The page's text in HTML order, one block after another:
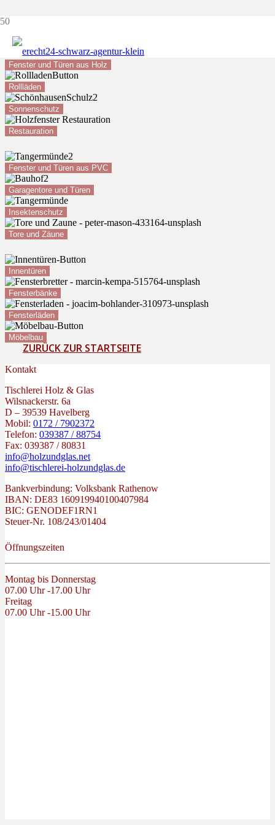
Fenster und Türen aus Holz
Rollläden
Sonnenschutz
Restauration
Fenster und Türen aus PVC
Garagentore und Türen
Insektenschutz
Tore und Zäune
Innentüren
Fensterbänke
Fensterläden
Möbelbau
ZURÜCK ZUR STARTSEITE
Kontakt
Tischlerei Holz & Glas
Wilsnackerstr. 6a
D – 39539 Havelberg
Mobil: 0172 / 7902372
Telefon: 039387 / 88754
Fax: 039387 / 80831
info@holzundglas.net
info@tischlerei-holzundglas.de
Bankverbindung: Volksbank Rathenow
IBAN: DE83 160919940100407984
BIC: GENODEF1RN1
Steuer-Nr. 108/243/01404
Öffnungszeiten
Montag bis Donnerstag
07.00 Uhr -17.00 Uhr
Freitag
07.00 Uhr -15.00 Uhr